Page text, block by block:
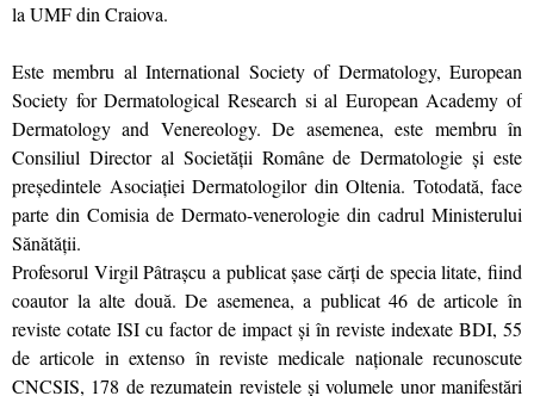
la UMF din Craiova.
Este membru al International Society of Dermatology, European
Society for Dermatological Research si al European Academy of
Dermatology and Venereology. De asemenea, este membru în
Consiliul Director al Societăţii Române de Dermatologie şi este
preşedintele Asociaţiei Dermatologilor din Oltenia. Totodată, face
parte din Comisia de Dermato-venerologie din cadrul Ministerului
Sănătăţii.
Profesorul Virgil Pâtraşcu a publicat şase cărţi de specia litate, fiind
coautor la alte două. De asemenea, a publicat 46 de articole în
reviste cotate ISI cu factor de impact şi în reviste indexate BDI, 55
de articole in extenso în reviste medicale naţionale recunoscute
CNCSIS, 178 de rezumatein revistele şi volumele unor manifestări